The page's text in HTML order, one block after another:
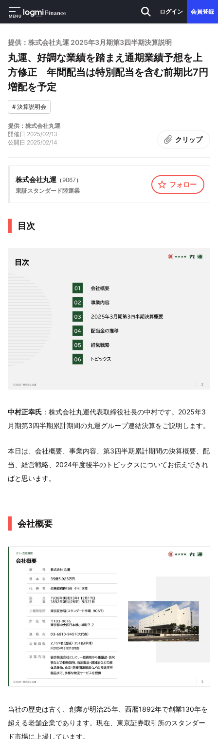
MENU
ログイン 会員登録
提供：株式会社丸運 2025年3月期第3四半期決算説明
丸運、好調な業績を踏まえ通期業績予想を上
方修正 年間配当は特別配当を含む前期比7円
増配を予定
#決算説明会
提供：株式会社丸運
開催日 2025/02/13
公開日 2025/02/14 クリップ
株式会社丸運 （ 9067 ）
東証スタンダード陸運業
フォロー
目次
中村正幸氏 ：株式会社丸運代表取締役社⻑の中村です。2025年3
月期第3四半期累計期間の丸運グループ連結決算をご説明します。
本日は、会社概要、事業内容、第3四半期累計期間の決算概要、配
当、経営戦略、2024年度後半のトピックスについてお伝えできれ
ばと思います。
会社概要
当社の歴史は古く、創業が明治25年、⻄暦1892年で創業130年を
超える老舗企業であります。現在、東京証券取引所のスタンダー
ド市場に上場しています。